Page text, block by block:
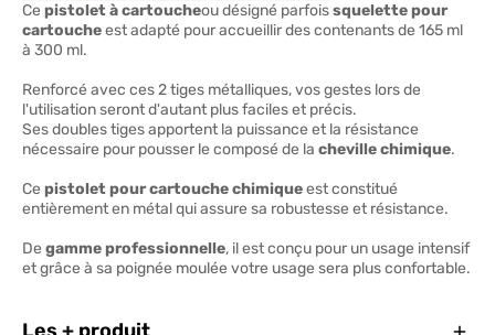
Ce pistolet à cartoucheou désigné parfoissquelette pour
cartoucheest adapté pour accueillir des contenants de 165 ml
à 300 ml.
Renforcé avec ces 2 tiges métalliques, vos gestes lors de
l'utilisation seront d'autant plus faciles et précis.
Ses doubles tiges apportent la puissance et la résistance
nécessaire pour pousser le composé de la cheville chimique.
Ce pistolet pour cartouche chimiqueest constitué
entièrement en métal qui assure sa robustesse et résistance.
De gamme professionnelle, il est conçu pour un usage intensif
et grâce à sa poignée moulée votre usage sera plus confortable.